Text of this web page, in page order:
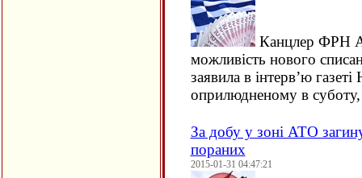
Канцлер ФРН
можливість нового
заявила в інтерв’ю
оприлюдненому в
За добу у зоні АТО
пораних
2015-01-31 04:47:21